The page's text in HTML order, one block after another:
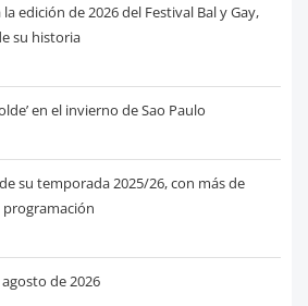
edición de 2026 del Festival Bal y Gay,
su historia
en el invierno de Sao Paulo
su temporada 2025/26, con más de
programación
de 2026